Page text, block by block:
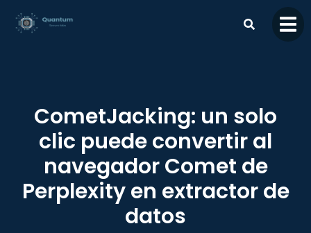
contenido
CometJacking: un solo
clic puede convertir al
navegador Comet de
Perplexity en extractor de
datos